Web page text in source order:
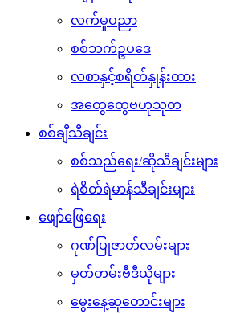
လက်မှုပညာ
စစ်ဘက်ဥပဒေ
လစာနှင့်စရိတ်နှုန်းထား
အထွေထွေဗဟုသုတ
စစ်ချီသီချင်း
စစ်သည်ရေး/ဆိုသီချင်းများ
ရဲစိတ်ရဲမာန်သီချင်းများ
ဖျော်ဖြေရေး
ဂုဏ်ပြုဇာတ်လမ်းများ
မှတ်တမ်းဗီဒီယိုများ
မွေးနေ့ဆုတောင်းများ